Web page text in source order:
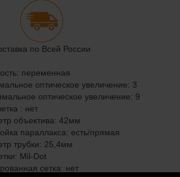
по Всей России
переменная
оптическое увеличение: 3
оптическое увеличение: 9
: нет
объектива: 42мм
параллакса: есть/прямая
трубки: 25,4мм
Mil-Dot
сетка: нет